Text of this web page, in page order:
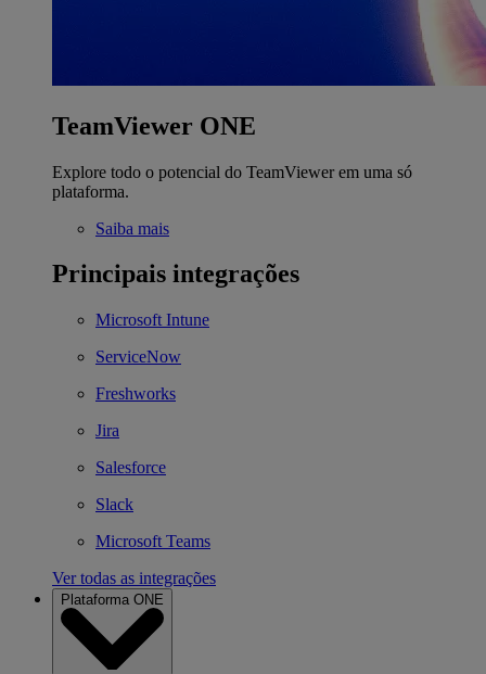
TeamViewer ONE
Explore todo o potencial do TeamViewer em uma só
plataforma.
Saiba mais
Principais integrações
Microsoft Intune
ServiceNow
Freshworks
Jira
Salesforce
Slack
Microsoft Teams
Ver todas as integrações
Plataforma ONE